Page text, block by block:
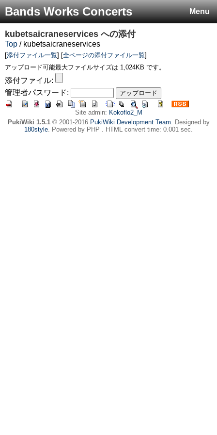
Menu
Bands Works Concerts
kubetsaicraneservices への添付
Top / kubetsaicraneservices
[添付ファイル一覧] [全ページの添付ファイル一覧]
アップロード可能最大ファイルサイズは 1,024KB です。
添付ファイル:
管理者パスワード:
Site admin: Kokoflo2_M
PukiWiki 1.5.1© 2001-2016 PukiWiki Development Team. Designed by
180style. Powered by PHP . HTML convert time: 0.001 sec.